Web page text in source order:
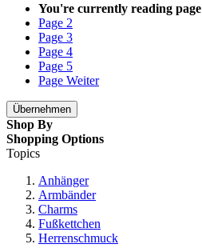
You're currently reading page
Page 2
Page 3
Page 4
Page 5
Page Weiter
Übernehmen
Shop By
Shopping Options
Topics
Anhänger
Armbänder
Charms
Fußkettchen
Herrenschmuck